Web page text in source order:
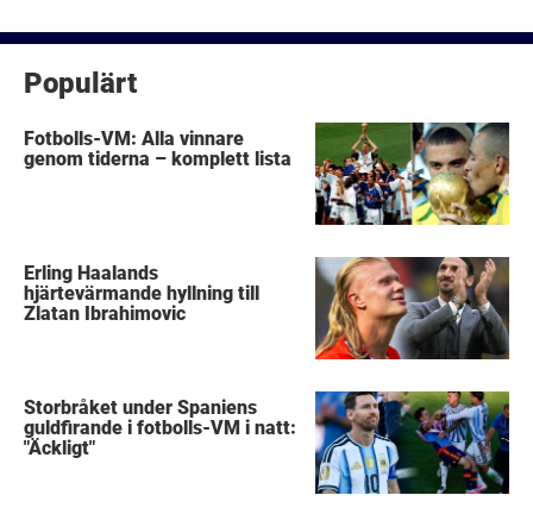
Populärt
Fotbolls-VM: Alla vinnare
genom tiderna – komplett lista
Erling Haalands
hjärtevärmande hyllning till
Zlatan Ibrahimovic
Storbråket under Spaniens
guldfirande i fotbolls-VM i natt:
"Äckligt"